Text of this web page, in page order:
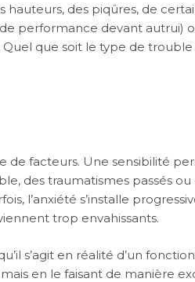
des piqûres, de
performance devant autrui)
que soit le type de trouble
de facteurs. Une sensibilité
des traumatismes passés
l’anxiété s’installe
trop envahissants.
s’agit en réalité d’un
en le faisant de manière